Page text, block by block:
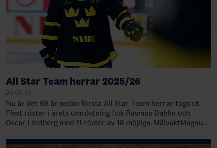
All Star Team herrar 2025/26
26-06-10
Nu är det 68 år sedan första All Star Team herrar togs ut.
Flest röster i årets omröstning fick Rasmus Dahlin och
Oscar Lindberg med 11 röster av 18 möjliga. MålvaktMagnus